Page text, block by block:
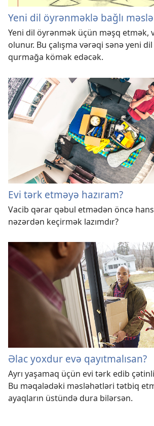
Yeni dil öyrənməklə bağlı
Yeni dil öyrənmək üçün məşq etmək,
olunur. Bu çalışma vərəqi sənə yeni
qurmağa kömək edəcək.
Evi tərk etməyə hazıram?
Vacib qərar qəbul etmədən öncə
nəzərdən keçirmək lazımdır?
Əlac yoxdur evə qayıtmalısan?
Ayrı yaşamaq üçün evi tərk edib
Bu məqalədəki məsləhətləri tətbiq
ayaqların üstündə dura bilərsən.